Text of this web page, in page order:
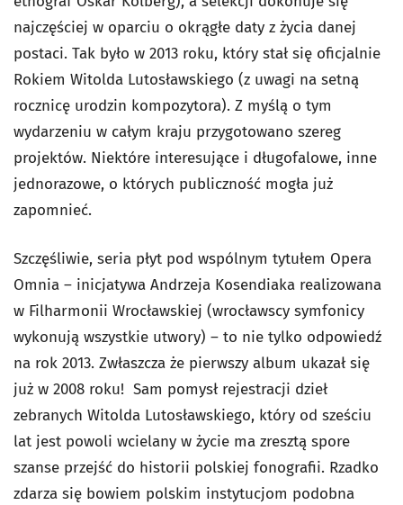
najczęściej w oparciu o okrągłe daty z życia danej
postaci. Tak było w 2013 roku, który stał się oficjalnie
Rokiem Witolda Lutosławskiego (z uwagi na setną
rocznicę urodzin kompozytora). Z myślą o tym
wydarzeniu w całym kraju przygotowano szereg
projektów. Niektóre interesujące i długofalowe, inne
jednorazowe, o których publiczność mogła już
zapomnieć.
Szczęśliwie, seria płyt pod wspólnym tytułem Opera
Omnia – inicjatywa Andrzeja Kosendiaka realizowana
w Filharmonii Wrocławskiej (wrocławscy symfonicy
wykonują wszystkie utwory) – to nie tylko odpowiedź
na rok 2013. Zwłaszcza że pierwszy album ukazał się
już w 2008 roku! Sam pomysł rejestracji dzieł
zebranych Witolda Lutosławskiego, który od sześciu
lat jest powoli wcielany w życie ma zresztą spore
szanse przejść do historii polskiej fonografii. Rzadko
zdarza się bowiem polskim instytucjom podobna